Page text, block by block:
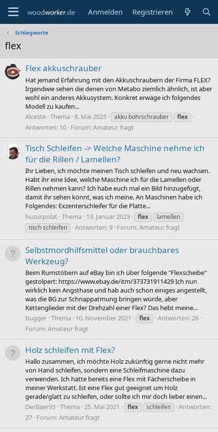
Anmelden Registrieren
Schlagworte
flex
Flex akkuschrauber
Hat jemand Erfahrung mit den Akkuschraubern der Firma FLEX?
Irgendwie sehen die denen von Metabo ziemlich ähnlich, ist aber
wohl ein anderes Akkusystem. Konkret erwäge ich folgendes
Modell zu kaufen...
Alceste Thema 8. Mai 2025 akku bohrschrauber flex
Antworten: 10 Forum:Amateur fragt
Tisch Schleifen -> Welche Maschine nehme ich
für die Rillen / Lamellen?
Ihr Lieben, ich möchte meinen Tisch schleifen und neu wachsen.
Habt ihr eine Idee, welche Maschine ich für die Lamellen oder
Rillen nehmen kann? Ich habe euch mal ein Bild hinzugefügt,
damit ihr sehen könnt, was ich meine. An Maschinen habe ich
Folgendes: Exzenterschleifer für die Platte...
huzurpolat Thema 13. Januar 2023 flex
lamellen
tisch schleifen
Antworten: 9 Forum:Amateur fragt
Selbstmordhilfsmittel oder brauchbares
Werkzeug?
Beim Rumstöbern auf eBay bin ich über folgende "Flexscheibe"
gestolpert: https://www.ebay.de/itm/373731911429 Ich nun
wirklich kein Angsthase und hab auch schon einiges angestellt,
was die BG zur Schnappatmung bringen würde, aber
Kettenglieder mit der Drehzahl einer Flex? Das hebt meine...
bugger Thema 10. November 2021 flex
Antworten: 26
Forum:Amateur fragt
Holz schleifen mit Flex?
Hallo zusammen, ich möchte Holz zukünftig gerne nicht mehr
von Hand schleifen, sondern eine Schleifmaschine dazu
verwenden. Ich hätte bereits eine Flex mit Fächerscheibe in
meiner Werkstatt. Ist eine Flex gut geeignet um Holz
gerade/glatt zu schleifen, oder sollte ich mir doch lieber einen...
DerBaer93 Thema 25. Mai 2021 flex schleifen
Antworten:
27 Forum:Amateur fragt